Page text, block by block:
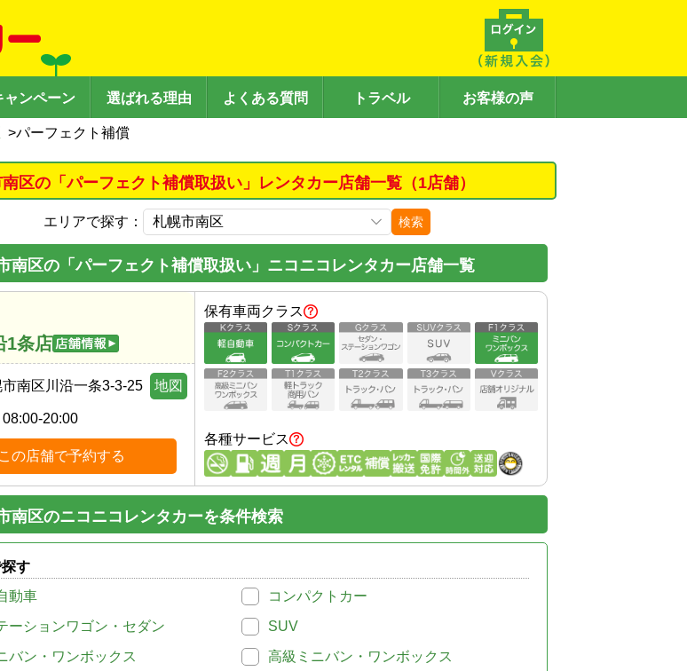
ャンペーン 選ばれる理由 よくある質問 トラベル お客様の声
>パーフェクト補償
区の「パーフェクト補償取扱い」レンタカー店舗一覧（1店舗）
エリアで探す： 検索
南区の「パーフェクト補償取扱い」ニコニコレンタカー店舗一覧
1条店
南区川沿一条3-3-25 地図
08:00-20:00
この店舗で予約する
保有車両クラス
各種サービス
南区のニコニコレンタカーを条件検索
す
動車
コンパクトカー
ーションワゴン・セダン
SUV
バン・ワンボックス
高級ミニバン・ワンボックス